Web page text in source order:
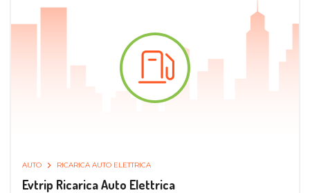
AUTO RICARICA AUTO ELETTRICA
Evtrip Ricarica Auto Elettrica